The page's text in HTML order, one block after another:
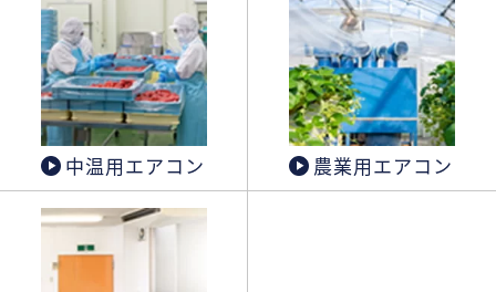
中温用エアコン 農業用エアコン